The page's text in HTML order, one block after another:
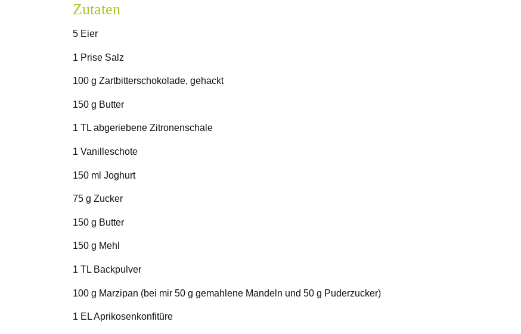
Zutaten
5 Eier
1 Prise Salz
100 g Zartbitterschokolade, gehackt
150 g Butter
1 TL abgeriebene Zitronenschale
1 Vanilleschote
150 ml Joghurt
75 g Zucker
150 g Butter
150 g Mehl
1 TL Backpulver
100 g Marzipan (bei mir 50 g gemahlene Mandeln und 50 g Puderzucker)
1 EL Aprikosenkonfitüre